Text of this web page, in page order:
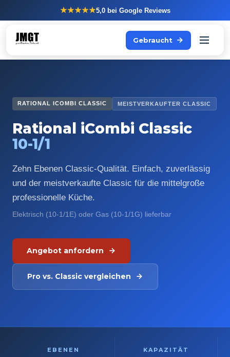
★★★★★5,0bei Google Reviews
Gebraucht
RATIONAL ICOMBI CLASSIC MEISTVERKAUFTER CLASSIC
Rational iCombi Classic
10-1/1
Zehn Ebenen Classic-Qualität. Einfach, zuverlässig
und der meistverkaufte Classic für die mittelgroße
professionelle Küche.
Elektrisch (10-1/1E) oder Gas (10-1/1G) lieferbar
Angebot anfordern
Pro vs. Classic vergleichen
EBENEN KAPAZITÄT